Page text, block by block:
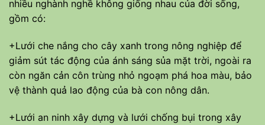
nhiều nghành nghề không giống nhau của đời sống,
gồm có:
+Lưới che nắng cho cây xanh trong nông nghiệp để
giảm sút tác động của ánh sáng sủa mặt trời, ngoài ra
còn ngăn cản côn trùng nhỏ ngoạm phá hoa màu, bảo
vệ thành quả lao động của bà con nông dân.
+Lưới an ninh xây dựng và lưới chống bụi trong xây